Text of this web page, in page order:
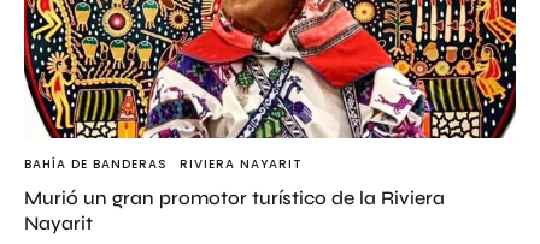
BAHÍA DE BANDERAS RIVIERA NAYARIT
Murió un gran promotor turístico de la Riviera
Nayarit